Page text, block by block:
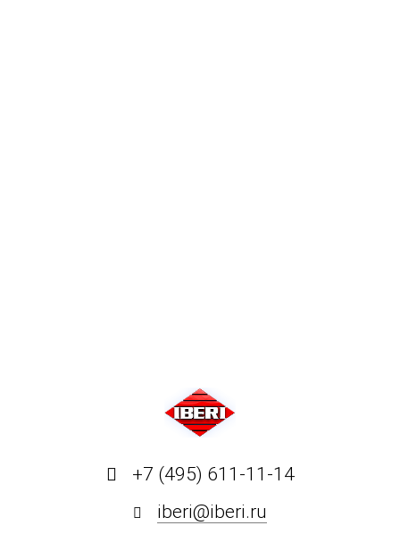
+7 (495) 611-11-14
iberi@iberi.ru